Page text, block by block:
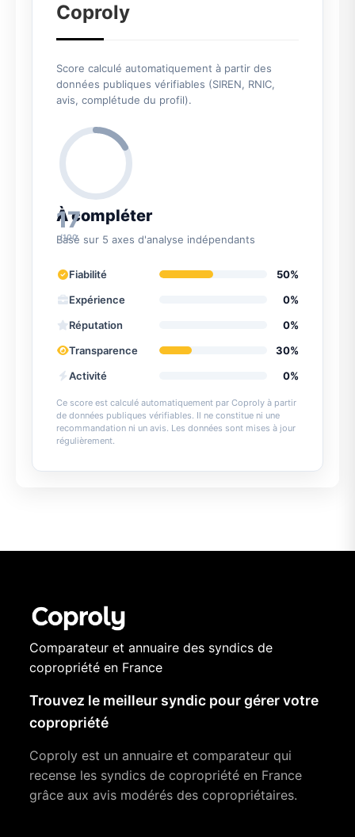
Coproly
Score calculé automatiquement à partir des
données publiques vérifiables (SIREN, RNIC,
avis, complétude du profil).
17
/100
À compléter
Basé sur 5 axes d'analyse indépendants
Fiabilité
50%
Expérience
0%
Réputation
0%
Transparence
30%
Activité
0%
Ce score est calculé automatiquement par Coproly à partir
de données publiques vérifiables. Il ne constitue ni une
recommandation ni un avis. Les données sont mises à jour
régulièrement.
Comparateur et annuaire des syndics de
copropriété en France
Trouvez le meilleur syndic pour gérer votre
copropriété
Coproly est un annuaire et comparateur qui
recense les syndics de copropriété en France
grâce aux avis modérés des copropriétaires.